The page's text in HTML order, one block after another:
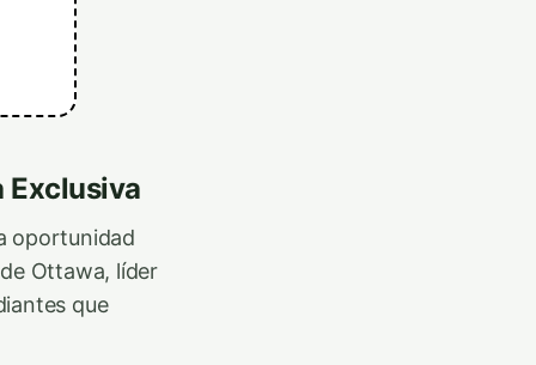
Exclusiva
oportunidad
Ottawa, líder
que